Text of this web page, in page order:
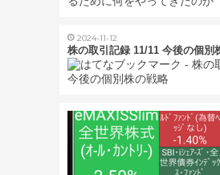
2024-11-12
株の取引記録 11/11 今後の個別